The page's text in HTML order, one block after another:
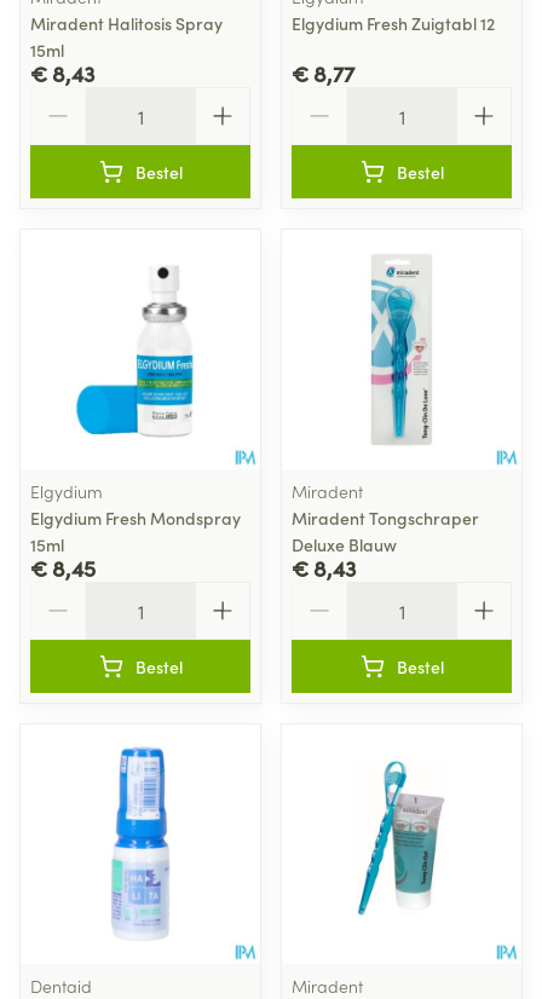
Miradent Halitosis Spray
15ml
€ 8,43
Bestel
Elgydium Fresh Zuigtabl 12
€ 8,77
Bestel
Elgydium
Elgydium Fresh Mondspray
15ml
€ 8,45
Bestel
Miradent
Miradent Tongschraper
Deluxe Blauw
€ 8,43
Bestel
Dentaid
Miradent